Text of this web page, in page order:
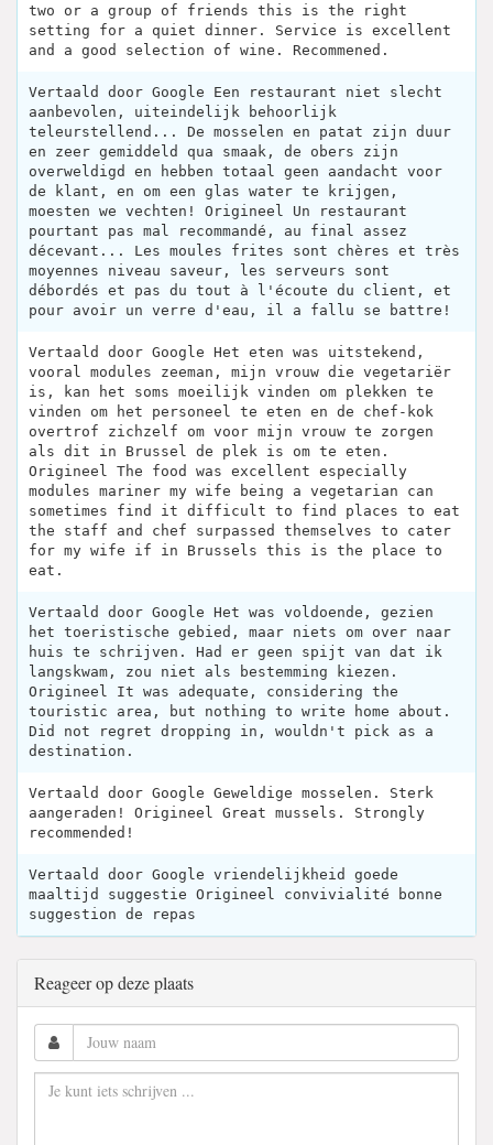
two or a group of friends this is the right
setting for a quiet dinner. Service is excellent
and a good selection of wine. Recommened.
Vertaald door Google Een restaurant niet slecht
aanbevolen, uiteindelijk behoorlijk
teleurstellend... De mosselen en patat zijn duur
en zeer gemiddeld qua smaak, de obers zijn
overweldigd en hebben totaal geen aandacht voor
de klant, en om een ​​glas water te krijgen,
moesten we vechten! Origineel Un restaurant
pourtant pas mal recommandé, au final assez
décevant... Les moules frites sont chères et très
moyennes niveau saveur, les serveurs sont
débordés et pas du tout à l'écoute du client, et
pour avoir un verre d'eau, il a fallu se battre!
Vertaald door Google Het eten was uitstekend,
vooral modules zeeman, mijn vrouw die vegetariër
is, kan het soms moeilijk vinden om plekken te
vinden om het personeel te eten en de chef-kok
overtrof zichzelf om voor mijn vrouw te zorgen
als dit in Brussel de plek is om te eten.
Origineel The food was excellent especially
modules mariner my wife being a vegetarian can
sometimes find it difficult to find places to eat
the staff and chef surpassed themselves to cater
for my wife if in Brussels this is the place to
eat.
Vertaald door Google Het was voldoende, gezien
het toeristische gebied, maar niets om over naar
huis te schrijven. Had er geen spijt van dat ik
langskwam, zou niet als bestemming kiezen.
Origineel It was adequate, considering the
touristic area, but nothing to write home about.
Did not regret dropping in, wouldn't pick as a
destination.
Vertaald door Google Geweldige mosselen. Sterk
aangeraden! Origineel Great mussels. Strongly
recommended!
Vertaald door Google vriendelijkheid goede
maaltijd suggestie Origineel convivialité bonne
suggestion de repas
Reageer op deze plaats